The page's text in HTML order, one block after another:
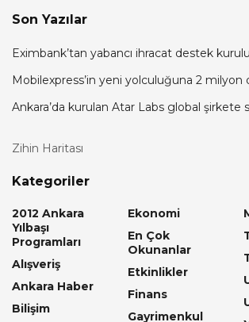
Son Yazılar
Eximbank’tan yabancı ihracat destek
Mobilexpress’in yeni yolculuğuna 2 milyon
Ankara’da kurulan Atar Labs global şirkete
Zihin Haritası
Kategoriler
2012 Ankara
Yılbaşı
Programları
Alışveriş
Ankara Haber
Bilişim
Ekonomi
En Çok
Okunanlar
Etkinlikler
Finans
Gayrimenkul